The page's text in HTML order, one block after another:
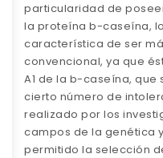
particularidad de
la proteína b-caseína,
característica de ser
convencional, ya que
A1 de la b-caseína, que
cierto número de
realizado por los
campos de la genética
permitido la selección